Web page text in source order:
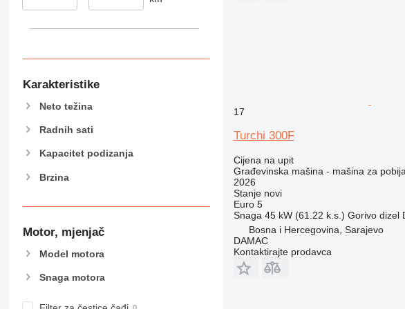
390
420
428
430
434
826
908
Karakteristike
Neto težina
Radnih sati
Kapacitet podizanja
Brzina
Motor, mjenjač
Model motora
Snaga motora
17
Turchi 300F
Cijena na upit
Građevinska mašina - mašina za
2026
Stanjenovi
Euro 5
Snaga 45 kW (61.22 k.s.) Gorivo dizel
Bosna i Hercegovina, Sarajevo
DAMAC
Kontaktirajte prodavca